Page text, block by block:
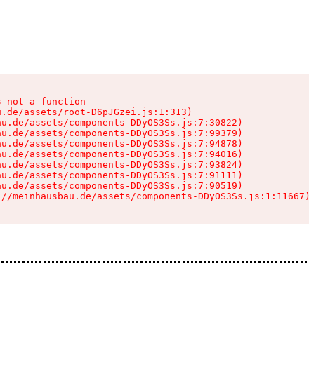
a function
assets/root-D6pJGzei.js:1:313)
assets/components-DDyOS3Ss.js:7:30822)
assets/components-DDyOS3Ss.js:7:99379)
assets/components-DDyOS3Ss.js:7:94878)
assets/components-DDyOS3Ss.js:7:94016)
assets/components-DDyOS3Ss.js:7:93824)
assets/components-DDyOS3Ss.js:7:91111)
assets/components-DDyOS3Ss.js:7:90519)
meinhausbau.de/assets/components-DDyOS3Ss.js:1:11667)